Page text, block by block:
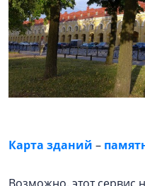
Карта зданий –